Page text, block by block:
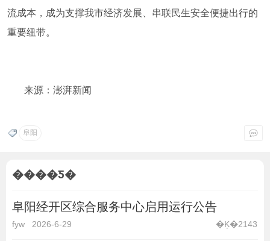
流成本，成为支撑我市经济发展、串联民生安全便捷出行的
重要纽带。
来源：澎湃新闻
阜阳
����Ƽ�
阜阳经开区综合服务中心启用运行公告
fyw 2026-6-29 �Ķ�2143